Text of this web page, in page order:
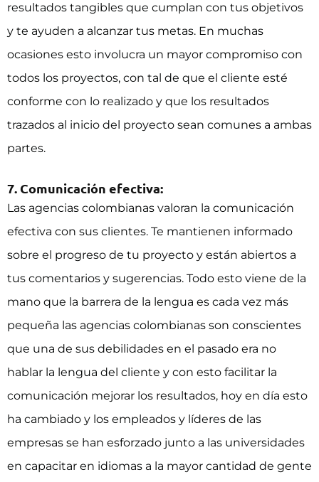
resultados tangibles que cumplan con tus objetivos
y te ayuden a alcanzar tus metas. En muchas
ocasiones esto involucra un mayor compromiso con
todos los proyectos, con tal de que el cliente esté
conforme con lo realizado y que los resultados
trazados al inicio del proyecto sean comunes a ambas
partes.
7. Comunicación efectiva:
Las agencias colombianas valoran la comunicación
efectiva con sus clientes. Te mantienen informado
sobre el progreso de tu proyecto y están abiertos a
tus comentarios y sugerencias. Todo esto viene de la
mano que la barrera de la lengua es cada vez más
pequeña las agencias colombianas son conscientes
que una de sus debilidades en el pasado era no
hablar la lengua del cliente y con esto facilitar la
comunicación mejorar los resultados, hoy en día esto
ha cambiado y los empleados y líderes de las
empresas se han esforzado junto a las universidades
en capacitar en idiomas a la mayor cantidad de gente